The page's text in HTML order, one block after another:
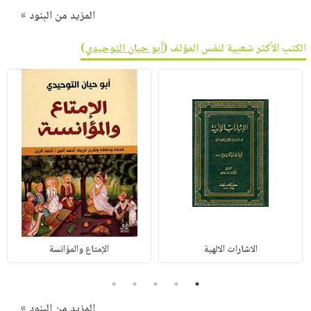
المزيد من البنود »
الكتب الأكثر شعبية لنفس المؤلف (أبو حيان التوحيدي)
الاشارات الالهية الإمتاع والمؤانسة
1
2
3
4
5